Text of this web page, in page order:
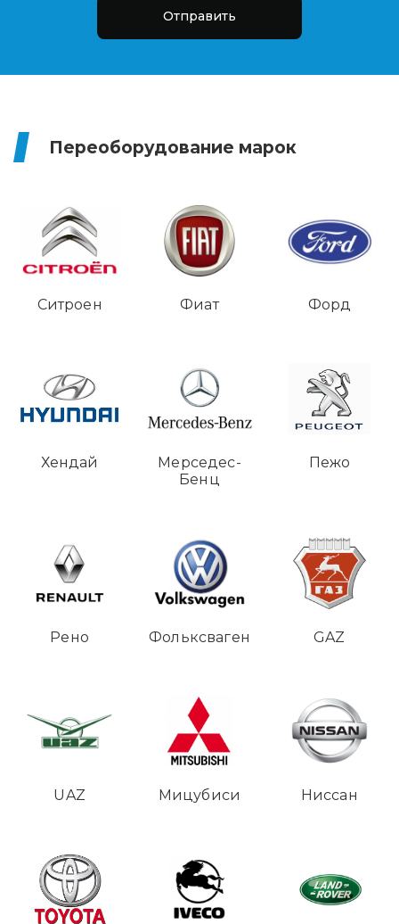
Отправить
Переоборудование марок
Ситроен Фиат Форд
Хендай
Мерседес-
Бенц
Пежо
Рено Фольксваген GAZ
UAZ Мицубиси Ниссан